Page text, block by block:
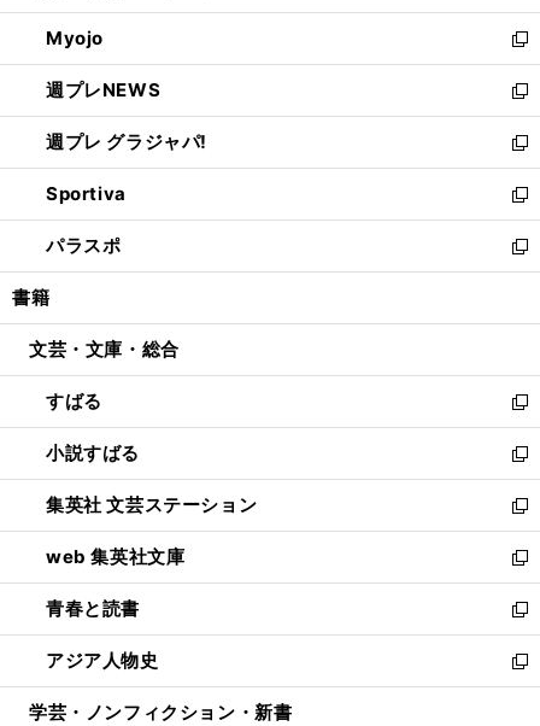
開
く
ウ
で
開
く
ン
ド
ウ
で
開
く
ウ
ィ
ン
ド
ウ
で
開
く
Myojo
新
し
い
ウ
ィ
ン
ド
ウ
で
開
週プレNEWS
新
し
い
ウ
ィ
ン
ド
ウ
開
週プレ グラジャパ!
新
し
い
ウ
ィ
ン
ウ
開
く
Sportiva
新
し
い
ウ
ン
ウ
で
開
く
パラスポ
新
し
ウ
ン
ド
ウ
で
開
く
書籍
文芸・文庫・総合
すばる
新
し
い
ウ
ィ
ン
ド
ウ
で
開
く
小説すばる
新
し
い
ウ
ィ
ン
ド
ウ
で
開
集英社 文芸ステーション
新
し
い
ウ
ィ
ン
ド
ウ
web 集英社文庫
新
し
い
ウ
ィ
ン
青春と読書
新
し
い
ウ
アジア人物史
新
し
学芸・ノンフィクション・新書